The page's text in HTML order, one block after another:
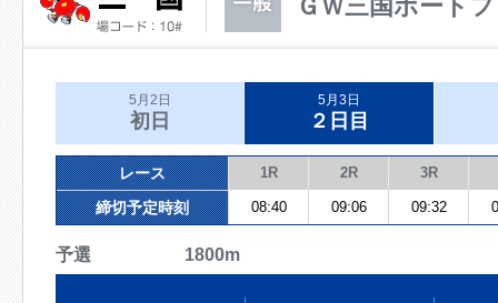
ＧＷ三国ボート
5月2日
初日
5月3日
２日目
レース 1R 2R 3R
締切予定時刻 08:40 09:06 09:32
予選 1800m